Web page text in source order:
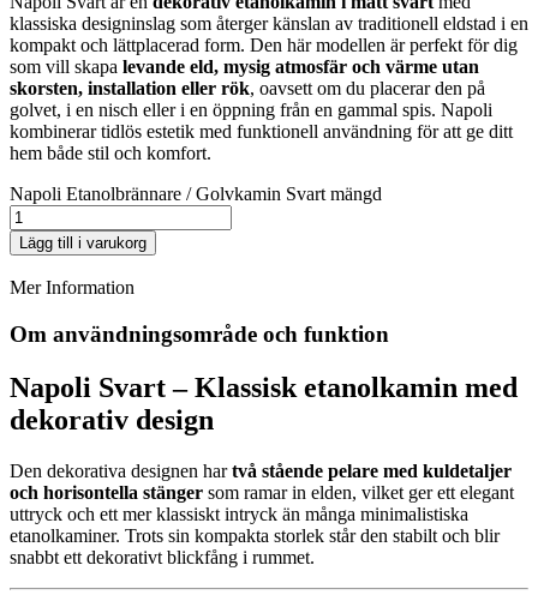
klassiska designinslag som återger känslan av traditionell eldstad i en
kompakt och lättplacerad form. Den här modellen är perfekt för dig
som vill skapa levande eld, mysig atmosfär och värme utan
skorsten, installation eller rök, oavsett om du placerar den på
golvet, i en nisch eller i en öppning från en gammal spis. Napoli
kombinerar tidlös estetik med funktionell användning för att ge ditt
hem både stil och komfort.
Napoli Etanolbrännare / Golvkamin Svart mängd
Lägg till i varukorg
Mer Information
Om användningsområde och funktion
Napoli Svart – Klassisk etanolkamin med
dekorativ design
Den dekorativa designen hartvå stående pelare med kuldetaljer
och horisontella stänger som ramar in elden, vilket ger ett elegant
uttryck och ett mer klassiskt intryck än många minimalistiska
etanolkaminer. Trots sin kompakta storlek står den stabilt och blir
snabbt ett dekorativt blickfång i rummet.